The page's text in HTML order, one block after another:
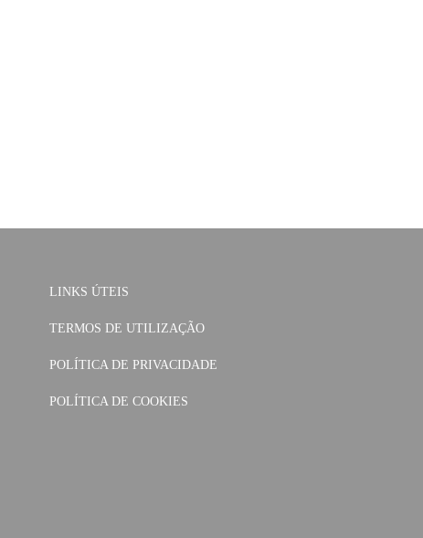
LINKS ÚTEIS
TERMOS DE UTILIZAÇÃO
POLÍTICA DE PRIVACIDADE
POLÍTICA DE COOKIES